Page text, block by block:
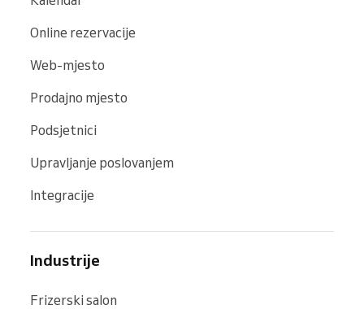
Online rezervacije
Web-mjesto
Prodajno mjesto
Podsjetnici
Upravljanje poslovanjem
Integracije
Industrije
Frizerski salon